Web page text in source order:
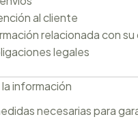
al cliente
relacionada con su
legales
información
necesarias para